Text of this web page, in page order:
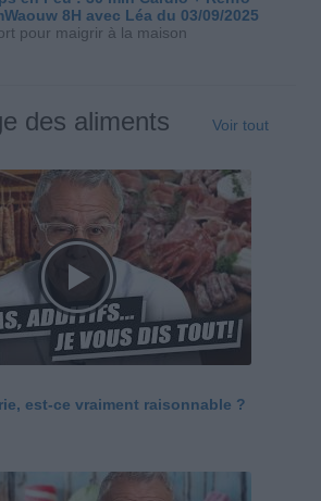
8H avec Léa du 03/09/2025
pour maigrir à la maison
des aliments Voir tout
est-ce vraiment raisonnable ?